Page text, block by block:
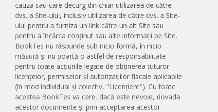
cauza sau care decurg din chiar utilizarea de către
dvs. a Site-ului, inclusiv utilizarea de către dvs. a Site-
ului pentru a furniza un link către un alt Site sau
pentru a încărca conținut sau alte informații pe Site.
BookTes nu răspunde sub nicio formă, în nicio
măsură și nu poartă o astfel de responsabilitate
pentru toate acțiunile legate de obținerea tuturor
licențelor, permiselor și autorizațiilor fiscale aplicabile
(în mod individual și colectiv, "Licențiere"). Cu toate
acestea BookTes va cere, dacă este nevoie, dovada
acestor documente și prin acceptarea acestor